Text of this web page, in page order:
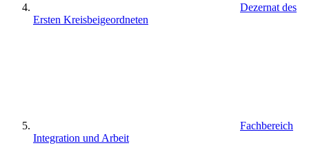
Dezernat des
Ersten Kreisbeigeordneten
Fachbereich
Integration und Arbeit